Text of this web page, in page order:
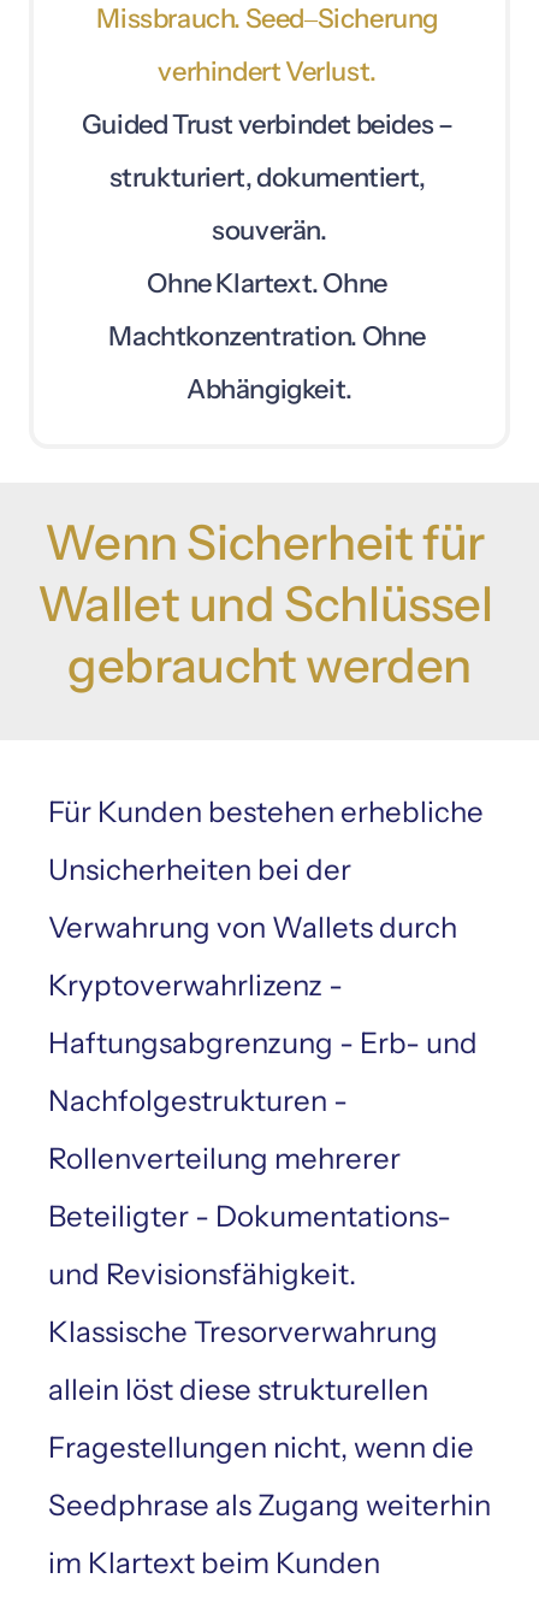
Missbrauch. Seed‒
verhindert Verlust.
Guided Trust verbindet beides
strukturiert,
souverän.
Ohne Klartext.
Ohne
Machtkonzentration.
Ohne
Abhängigkeit.
Wenn Sicherheit
für
Wallet und
gebraucht werden
Für Kunden bestehen erhebliche
Unsicherheiten bei der
Verwahrung von Wallets durch
Kryptoverwahrlizenz -
Haftungsabgrenzung - Erb- und
Nachfolgestrukturen -
Rollenverteilung mehrerer
Beteiligter - Dokumentations-
und Revisionsfähigkeit.
Klassische Tresorverwahrung
allein löst diese strukturellen
Fragestellungen nicht, wenn die
Seedphrase als Zugang weiterhin
im Klartext beim Kunden